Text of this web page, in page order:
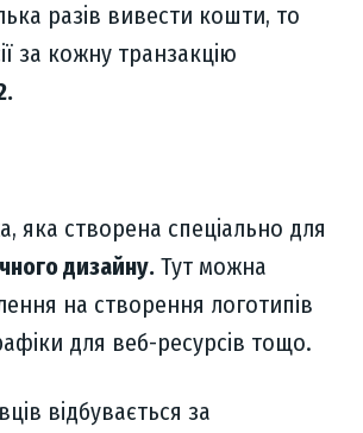
разів вивести кошти, то
за кожну транзакцію
яка створена спеціально для
дизайну. Тут можна
на створення логотипів
для веб-ресурсів тощо.
відбувається за